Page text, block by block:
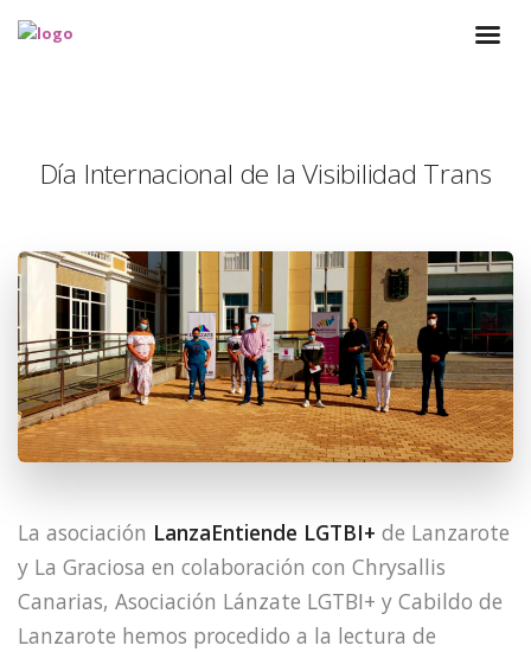
Día Internacional de la Visibilidad Trans
La asociación LanzaEntiende LGTBI+ de Lanzarote
y La Graciosa en colaboración con Chrysallis
Canarias, Asociación Lánzate LGTBI+ y Cabildo de
Lanzarote hemos procedido a la lectura de